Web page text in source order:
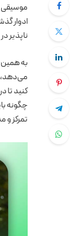
موسیقی
ادوار
ناپذیر
به
می‌دهد،
کنید تا
چگونه
تمرکز و